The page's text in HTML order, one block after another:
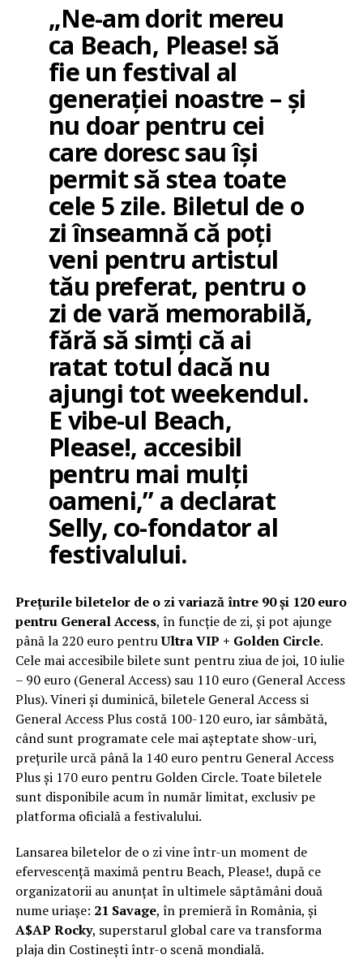
„Ne-am dorit mereu
ca Beach, Please! să
fie un festival al
generației noastre – și
nu doar pentru cei
care doresc sau își
permit să stea toate
cele 5 zile. Biletul de o
zi înseamnă că poți
veni pentru artistul
tău preferat, pentru o
zi de vară memorabilă,
fără să simți că ai
ratat totul dacă nu
ajungi tot weekendul.
E vibe-ul Beach,
Please!, accesibil
pentru mai mulți
oameni,” a declarat
Selly, co-fondator al
festivalului.
Prețurile biletelor de o zi variază între 90 și 120 euro
pentru General Access, în funcție de zi, și pot ajunge
până la 220 euro pentruUltra VIP + Golden Circle.
Cele mai accesibile bilete sunt pentru ziua de joi, 10 iulie
– 90 euro (General Access) sau 110 euro (General Access
Plus). Vineri și duminică, biletele General Access si
General Access Plus costă 100-120 euro, iar sâmbătă,
când sunt programate cele mai așteptate show-uri,
prețurile urcă până la 140 euro pentru General Access
Plus și 170 euro pentru Golden Circle. Toate biletele
sunt disponibile acum în număr limitat, exclusiv pe
platforma oficială a festivalului.
Lansarea biletelor de o zi vine într-un moment de
efervescență maximă pentru Beach, Please!, după ce
organizatorii au anunțat în ultimele săptămâni două
nume uriașe: 21 Savage, în premieră în România, și
A$AP Rocky, superstarul global care va transforma
plaja din Costinești într-o scenă mondială.